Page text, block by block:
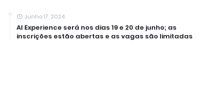
Junho 17, 2024
AI Experience será nos dias 19 e 20 de junho; as
inscrições estão abertas e as vagas são limitadas